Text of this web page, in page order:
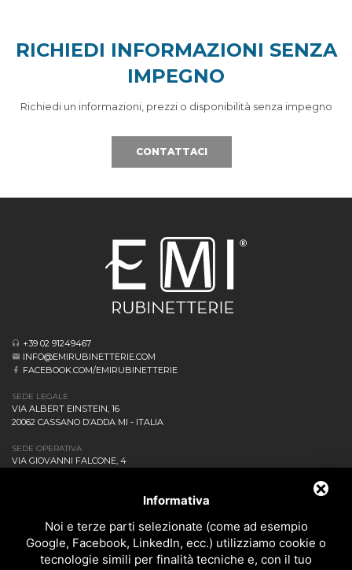
RICHIEDI INFORMAZIONI SENZA
IMPEGNO
Richiedi un informazioni, prezzi o disponibilità senza impegno
CONTATTACI
+39 02 91249467
INFO@EMIRUBINETTERIE.COM
FACEBOOK.COM/EMIRUBINETTERIE
SEDE LEGALE
VIA ALBERT EINSTEIN, 16
20062 CASSANO D’ADDA MI - ITALIA
SEDE OPERATIVA
VIA GIOVANNI FALCONE, 4
DOWNLOAD
CONTATTACI!
POLITICA DELLA QUALITÀ
Informativa
Noi e terze parti selezionate (come ad esempio
Google, Facebook, LinkedIn, ecc.) utilizziamo cookie o
tecnologie simili per finalità tecniche e, con il tuo